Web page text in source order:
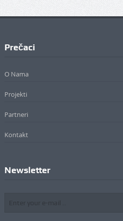
Prečaci
O Nama
Projekti
Partneri
Kontakt
Newsletter